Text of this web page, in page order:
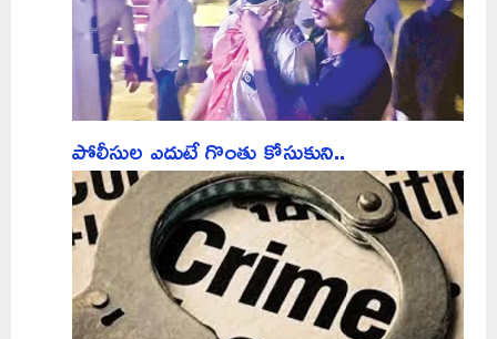
పోలీసుల ఎదుటే గొంతు కోసుకుని..